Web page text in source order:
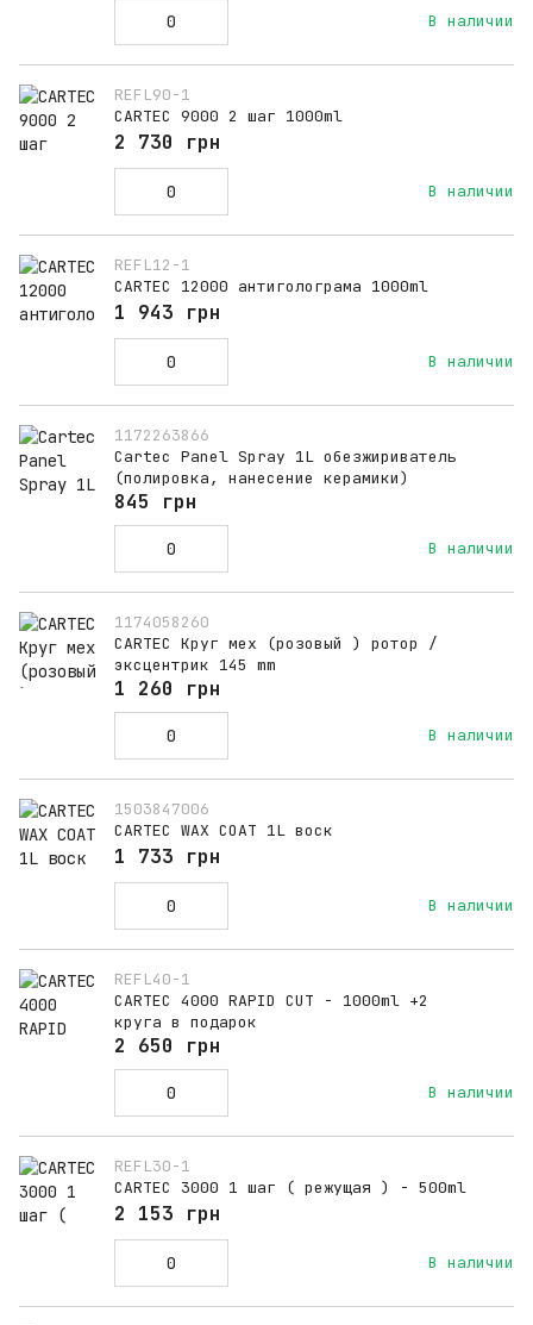
В наличии
REFL90-1
CARTEC 9000 2 шаг 1000ml
В наличии
2 730 грн
REFL12-1
CARTEC 12000 антиголограма 1000ml
В наличии
1 943 грн
1172263866
Cartec Panel Spray 1L обезжириватель
(полировка, нанесение керамики)
В наличии
845 грн
1174058260
CARTEC Круг мех (розовый ) ротор /
эксцентрик 145 mm
В наличии
1 260 грн
1503847006
CARTEC WAX COAT 1L воск
В наличии
1 733 грн
REFL40-1
CARTEC 4000 RAPID CUT - 1000ml +2
круга в подарок
В наличии
2 650 грн
REFL30-1
CARTEC 3000 1 шаг ( режущая ) - 500ml
В наличии
2 153 грн